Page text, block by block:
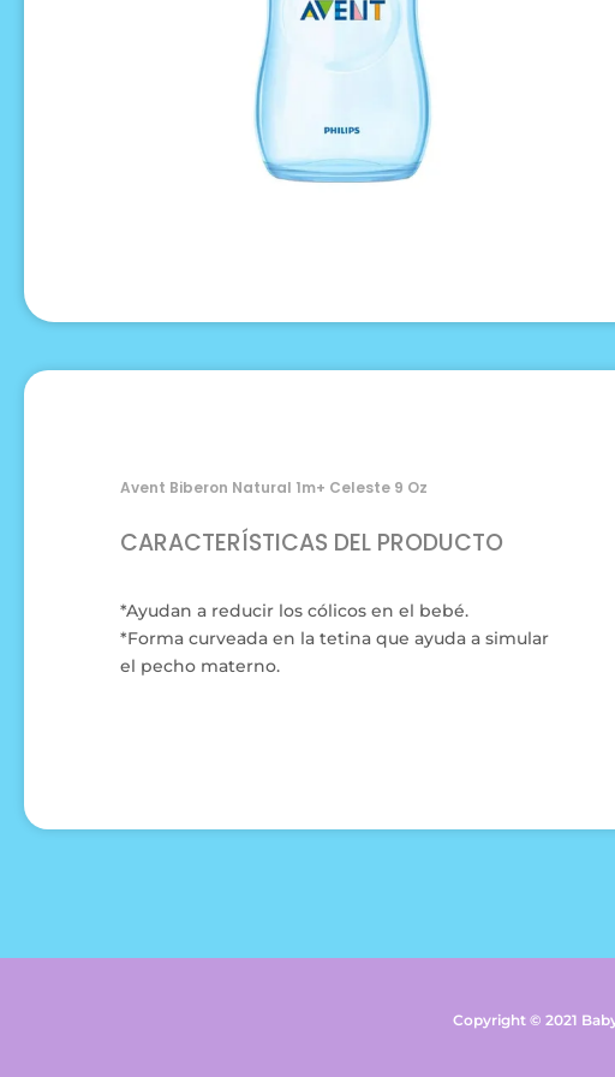
Avent Biberon Natural 1m+ Celeste 9 Oz
CARACTERÍSTICAS DEL PRODUCTO
*Ayudan a reducir los cólicos en el bebé.
*Forma curveada en la tetina que ayuda a simular
el pecho materno.
Copyright © 2021